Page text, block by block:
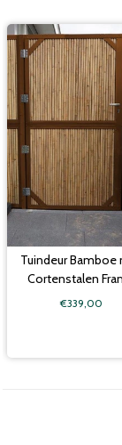
Tuindeur Bamboe
Cortenstalen
€339,00